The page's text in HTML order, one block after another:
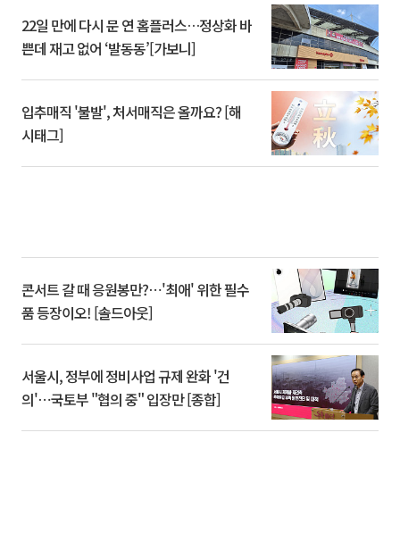
22일 만에 다시 문 연 홈플러스…정상화 바
쁜데 재고 없어 ‘발동동’[가보니]
입추매직 '불발', 처서매직은 올까요? [해
시태그]
콘서트 갈 때 응원봉만?⋯'최애' 위한 필수
품 등장이오! [솔드아웃]
서울시, 정부에 정비사업 규제 완화 '건
의'⋯국토부 "협의 중" 입장만 [종합]